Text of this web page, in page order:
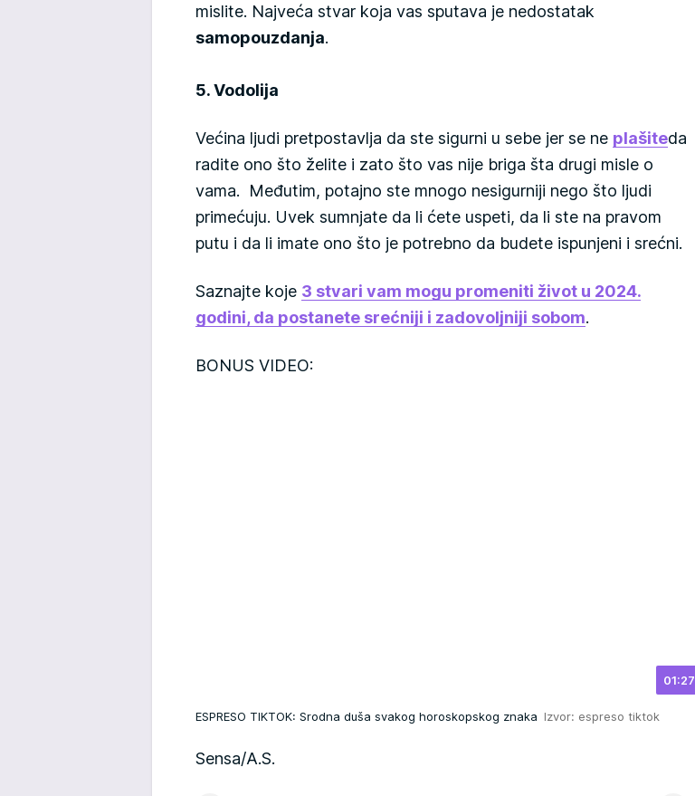
mislite. Najveća stvar koja vas sputava je nedostatak
samopouzdanja.
5. Vodolija
Većina ljudi pretpostavlja da ste sigurni u sebe jer se ne plašiteda
radite ono što želite i zato što vas nije briga šta drugi misle o
vama. Međutim, potajno ste mnogo nesigurniji nego što ljudi
primećuju. Uvek sumnjate da li ćete uspeti, da li ste na pravom
putu i da li imate ono što je potrebno da budete ispunjeni i srećni.
Saznajte koje 3 stvari vam mogu promeniti život u 2024.
godini, da postanete srećniji i zadovoljniji sobom.
BONUS VIDEO:
01:27
ESPRESO TIKTOK: Srodna duša svakog horoskopskog znaka Izvor: espreso tiktok
Sensa/A.S.